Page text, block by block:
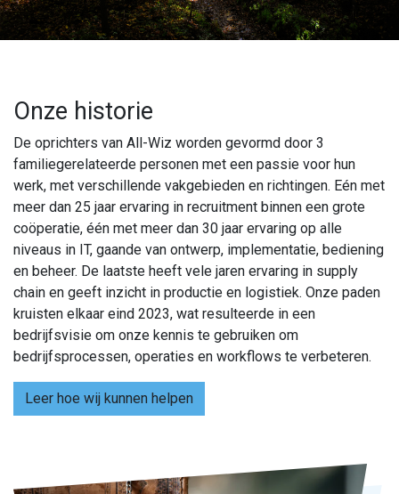
Onze historie
De oprichters van All-Wiz worden gevormd door 3
familiegerelateerde personen met een passie voor hun
werk, met verschillende vakgebieden en richtingen. Eén met
meer dan 25 jaar ervaring in recruitment binnen een grote
coöperatie, één met meer dan 30 jaar ervaring op alle
niveaus in IT, gaande van ontwerp, implementatie, bediening
en beheer. De laatste heeft vele jaren ervaring in supply
chain en geeft inzicht in productie en logistiek. Onze paden
kruisten elkaar eind 2023, wat resulteerde in een
bedrijfsvisie om onze kennis te gebruiken om
bedrijfsprocessen, operaties en workflows te verbeteren.
Leer hoe wij kunnen helpen